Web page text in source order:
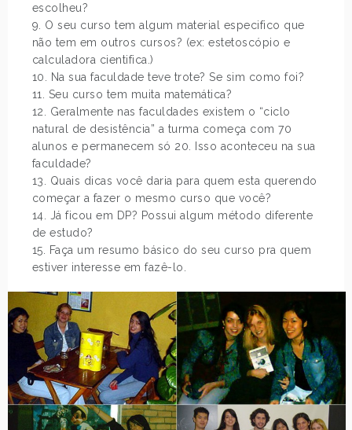
escolheu?
9. O seu curso tem algum material especifico que
não tem em outros cursos? (ex: estetoscópio e
calculadora cientifica.)
10. Na sua faculdade teve trote? Se sim como foi?
11. Seu curso tem muita matemática?
12. Geralmente nas faculdades existem o “ciclo
natural de desistência” a turma começa com 70
alunos e permanecem só 20. Isso aconteceu na sua
faculdade?
13. Quais dicas você daria para quem esta querendo
começar a fazer o mesmo curso que você?
14. Já ficou em DP? Possui algum método diferente
de estudo?
15. Faça um resumo básico do seu curso pra quem
estiver interesse em fazê-lo.